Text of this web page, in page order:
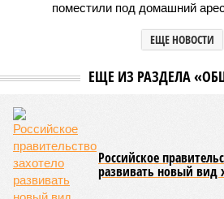
поместили под домашний
ЕЩЕ НОВОСТИ
ЕЩЕ ИЗ РАЗДЕЛА
Российское
развивать новый вид